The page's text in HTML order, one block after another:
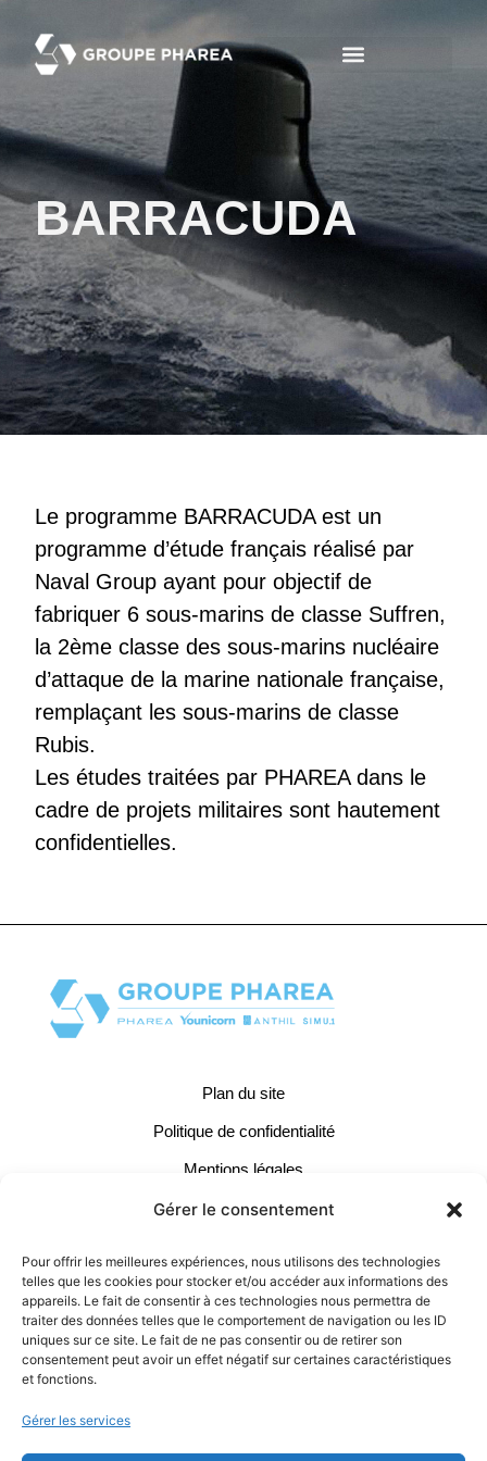
Gérer le consentement
Pour offrir les meilleures expériences, nous utilisons des technologies
telles que les cookies pour stocker et/ou accéder aux informations des
appareils. Le fait de consentir à ces technologies nous permettra de
traiter des données telles que le comportement de navigation ou les ID
uniques sur ce site. Le fait de ne pas consentir ou de retirer son
consentement peut avoir un effet négatif sur certaines caractéristiques
et fonctions.
Gérer les services
BARRACUDA
Le programme BARRACUDA est un
programme d’étude français réalisé par
Naval Group ayant pour objectif de
fabriquer 6 sous-marins de classe Suffren,
la 2ème classe des sous-marins nucléaire
d’attaque de la marine nationale française,
remplaçant les sous-marins de classe
Rubis.
Les études traitées par PHAREA dans le
cadre de projets militaires sont hautement
confidentielles.
Plan du site
Politique de confidentialité
Mentions légales
Gestion des cookies
Contacts :
04 37 66 11 40